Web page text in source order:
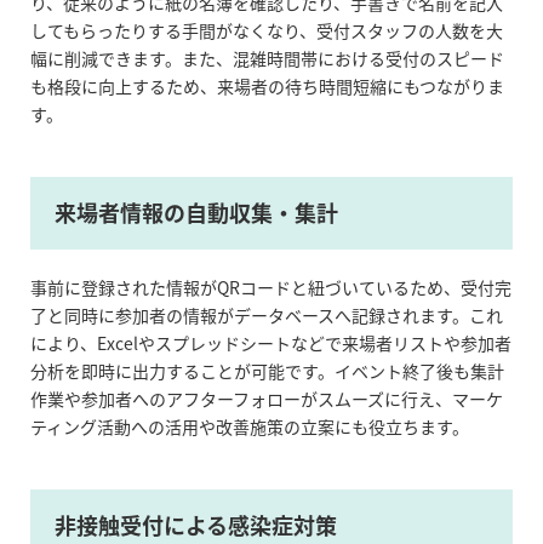
してもらったりする手間がなくなり、受付スタッフの人数を大
幅に削減できます。また、混雑時間帯における受付のスピード
も格段に向上するため、来場者の待ち時間短縮にもつながりま
す。
来場者情報の自動収集・集計
事前に登録された情報がQRコードと紐づいているため、受付完
了と同時に参加者の情報がデータベースへ記録されます。これ
により、Excelやスプレッドシートなどで来場者リストや参加者
分析を即時に出力することが可能です。イベント終了後も集計
作業や参加者へのアフターフォローがスムーズに行え、マーケ
ティング活動への活用や改善施策の立案にも役立ちます。
非接触受付による感染症対策